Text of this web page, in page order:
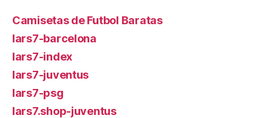
Camisetas de Futbol Baratas
lars7-barcelona
lars7-index
lars7-juventus
lars7-psg
lars7.shop-juventus